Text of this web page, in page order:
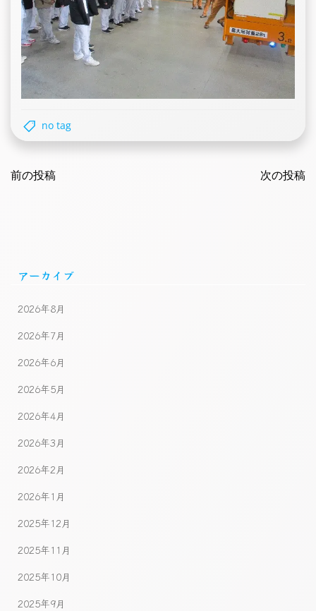
no tag
navigation
前の投稿 次の投稿
アーカイブ
2026年8月
2026年7月
2026年6月
2026年5月
2026年4月
2026年3月
2026年2月
2026年1月
2025年12月
2025年11月
2025年10月
2025年9月